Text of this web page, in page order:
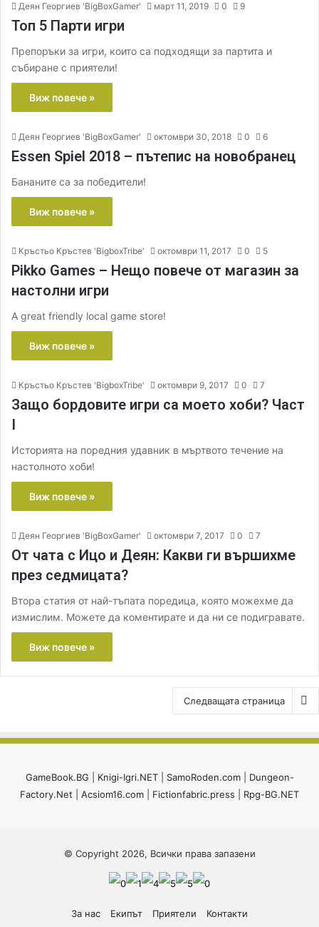
Деян Георгиев 'BigBoxGamer' март 11, 2019 0 9
Топ 5 Парти игри
Препоръки за игри, които са подходящи за партита и
събиране с приятели!
Виж повече »
Деян Георгиев 'BigBoxGamer' октомври 30, 2018 0 6
Essen Spiel 2018 – пътепис на новобранец
Бананите са за победители!
Виж повече »
Кръстьо Кръстев 'BigboxTribe' октомври 11, 2017 0 5
Pikko Games – Нещо повече от магазин за
настолни игри
A great friendly local game store!
Виж повече »
Кръстьо Кръстев 'BigboxTribe' октомври 9, 2017 0 7
Защо бордовите игри са моето хоби? Част
I
Историята на поредния удавник в мъртвото течение на
настолното хоби!
Виж повече »
Деян Георгиев 'BigBoxGamer' октомври 7, 2017 0 7
От чата с Ицо и Деян: Какви ги вършихме
през седмицата?
Втора статия от най-тъпата поредица, която можехме да
измислим. Можете да коментирате и да ни се подигравате.
Виж повече »
Следващата страница
GameBook.BG Knigi-Igri.NET| SamoRoden.com| Dungeon-
Factory.Net
Acsiom16.com Fictionfabric.press Rpg-BG.NET
© Copyright 2026, Всички права запазени
За нас Екипът Приятели Контакти